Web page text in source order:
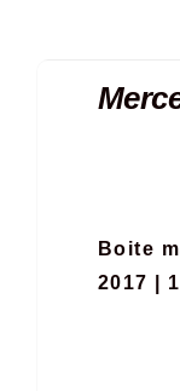
Boite
2017 |